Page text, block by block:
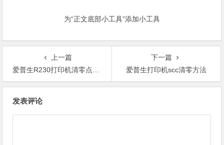
为“正文底部小工具”添加小工具
上一篇
爱普生R230打印机清零点错变220
下一篇
爱普生打印机scc清零方法
发表评论